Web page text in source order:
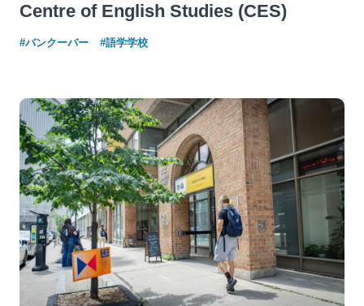
Centre of English Studies (CES)
#バンクーバー #語学学校